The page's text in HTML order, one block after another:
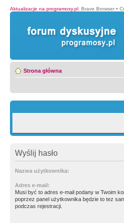
Aktualizacje na programosy.pl: Brave Browser •
Strona główna
Wyślij hasło
Nazwa użytkownika:
Adres e-mail:
Musi być to adres e-mail podany w Twoim
poprzez panel użytkownika będzie to tez
podczas rejestracji.